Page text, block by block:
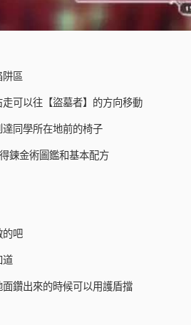
阱區
可以往【盜墓者】的方向移動
同學所在地前的椅子
鍊金術圖鑑和基本配方
的吧
道
鑽出來的時候可以用護盾擋